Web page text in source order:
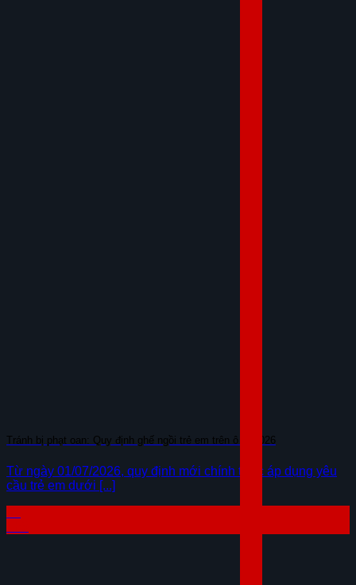
Tránh bị phạt oan: Quy định ghế ngồi trẻ em trên ô tô 2026
Từ ngày 01/07/2026, quy định mới chính thức áp dụng yêu
cầu trẻ em dưới [...]